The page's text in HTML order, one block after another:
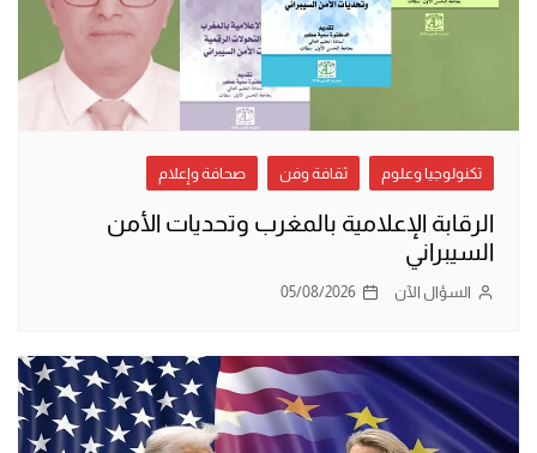
تكنولوجيا وعلوم ثقافة وفن صحافة وإعلام
الرقابة الإعلامية بالمغرب وتحديات الأمن
السيبراني
السؤال الآن 05/08/2026